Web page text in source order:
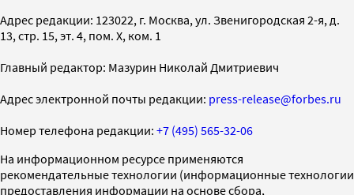
Адрес редакции: 123022, г. Москва, ул. Звенигородская 2-я, д.
13, стр. 15, эт. 4, пом. X, ком. 1
Главный редактор: Мазурин Николай Дмитриевич
Адрес электронной почты редакции: press-release@forbes.ru
Номер телефона редакции: +7 (495) 565-32-06
На информационном ресурсе применяются
рекомендательные технологии (информационные технологии
предоставления информации на основе сбора,